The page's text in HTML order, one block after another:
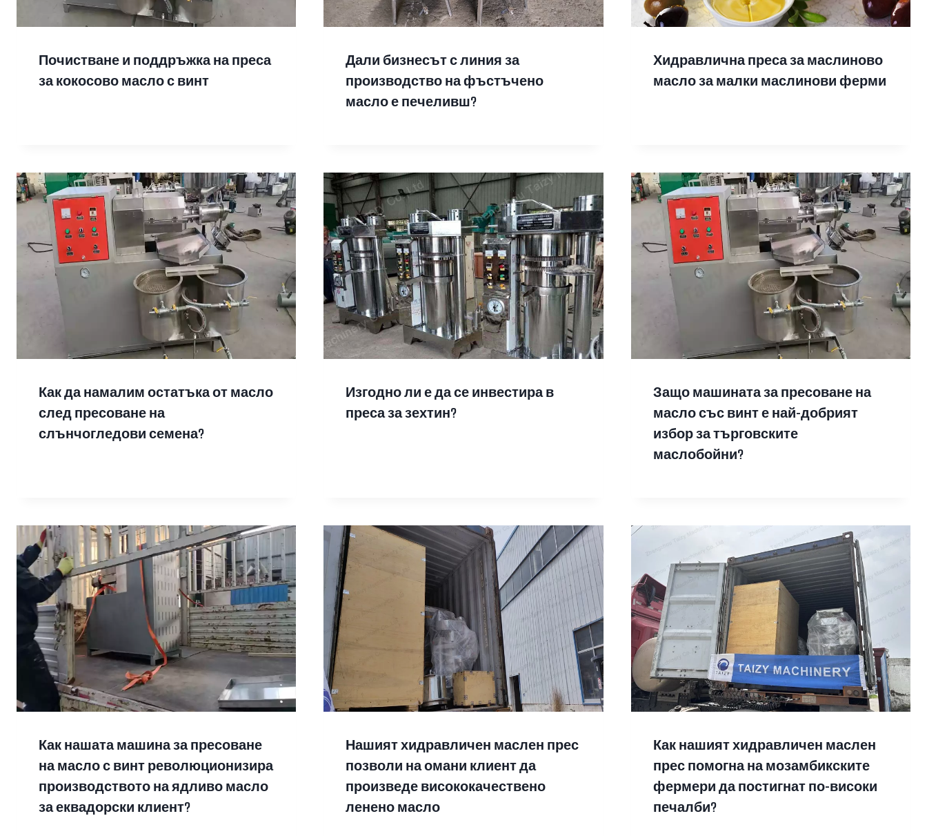
Почистване и поддръжка на преса
за кокосово масло с винт
Дали бизнесът с линия за
производство на фъстъчено
масло е печеливш?
Хидравлична преса за маслиново
масло за малки маслинови ферми
Как да намалим остатъка от масло
след пресоване на
слънчогледови семена?
Изгодно ли е да се инвестира в
преса за зехтин?
Защо машината за пресоване на
масло със винт е най-добрият
избор за търговските
маслобойни?
Как нашата машина за пресоване
на масло с винт революционизира
производството на ядливо масло
за еквадорски клиент?
Нашият хидравличен маслен прес
позволи на омани клиент да
произведе висококачествено
ленено масло
Как нашият хидравличен маслен
прес помогна на мозамбикските
фермери да постигнат по-високи
печалби?